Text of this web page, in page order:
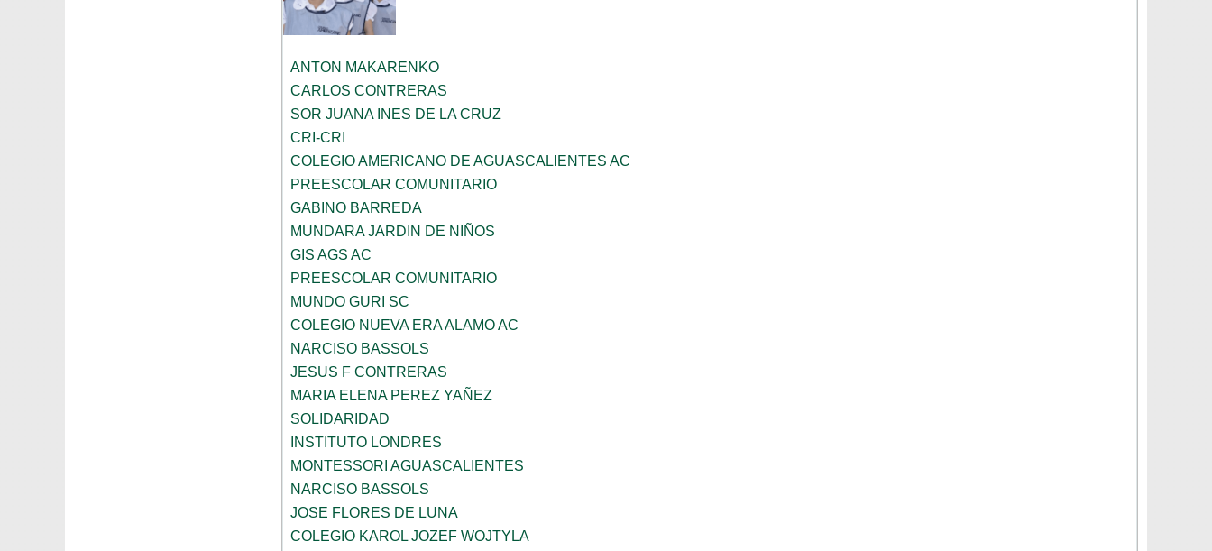
ANTON MAKARENKO
CARLOS CONTRERAS
SOR JUANA INES DE LA CRUZ
CRI-CRI
COLEGIO AMERICANO DE AGUASCALIENTES AC
PREESCOLAR COMUNITARIO
GABINO BARREDA
MUNDARA JARDIN DE NIÑOS
GIS AGS AC
PREESCOLAR COMUNITARIO
MUNDO GURI SC
COLEGIO NUEVA ERA ALAMO AC
NARCISO BASSOLS
JESUS F CONTRERAS
MARIA ELENA PEREZ YAÑEZ
SOLIDARIDAD
INSTITUTO LONDRES
MONTESSORI AGUASCALIENTES
NARCISO BASSOLS
JOSE FLORES DE LUNA
COLEGIO KAROL JOZEF WOJTYLA